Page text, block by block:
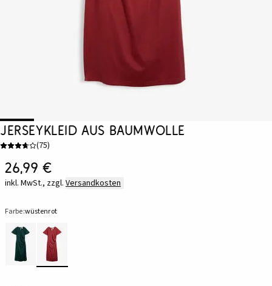
Jerseykleid aus Baumwolle
(75)
26,99 €
inkl. MwSt., zzgl. Versandkosten
Farbe:wüstenrot